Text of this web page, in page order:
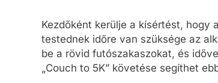
Kezdőként kerülje a kísértést, hogy
testednek időre van szüksége az
be a rövid futószakaszokat, és
„Couch to 5K” követése segíthet